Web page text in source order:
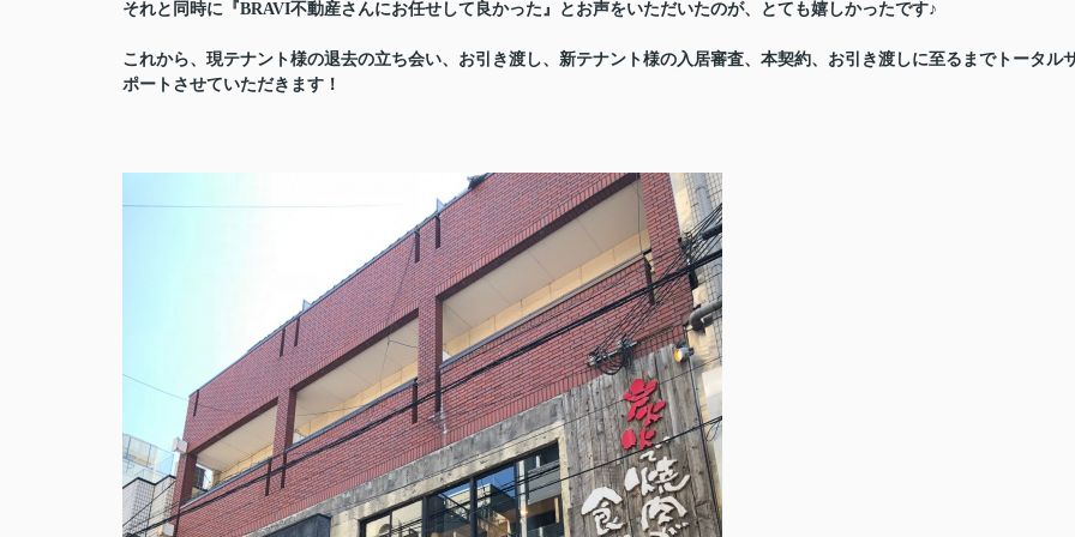
それと同時に『BRAVI不動産さんにお任せして良かった』とお声をいただいたのが、とても嬉しかったです♪
これから、現テナント様の退去の立ち会い、お引き渡し、新テナント様の入居審査、本契約、お引き渡しに至るまでトータル
ポートさせていただきます！